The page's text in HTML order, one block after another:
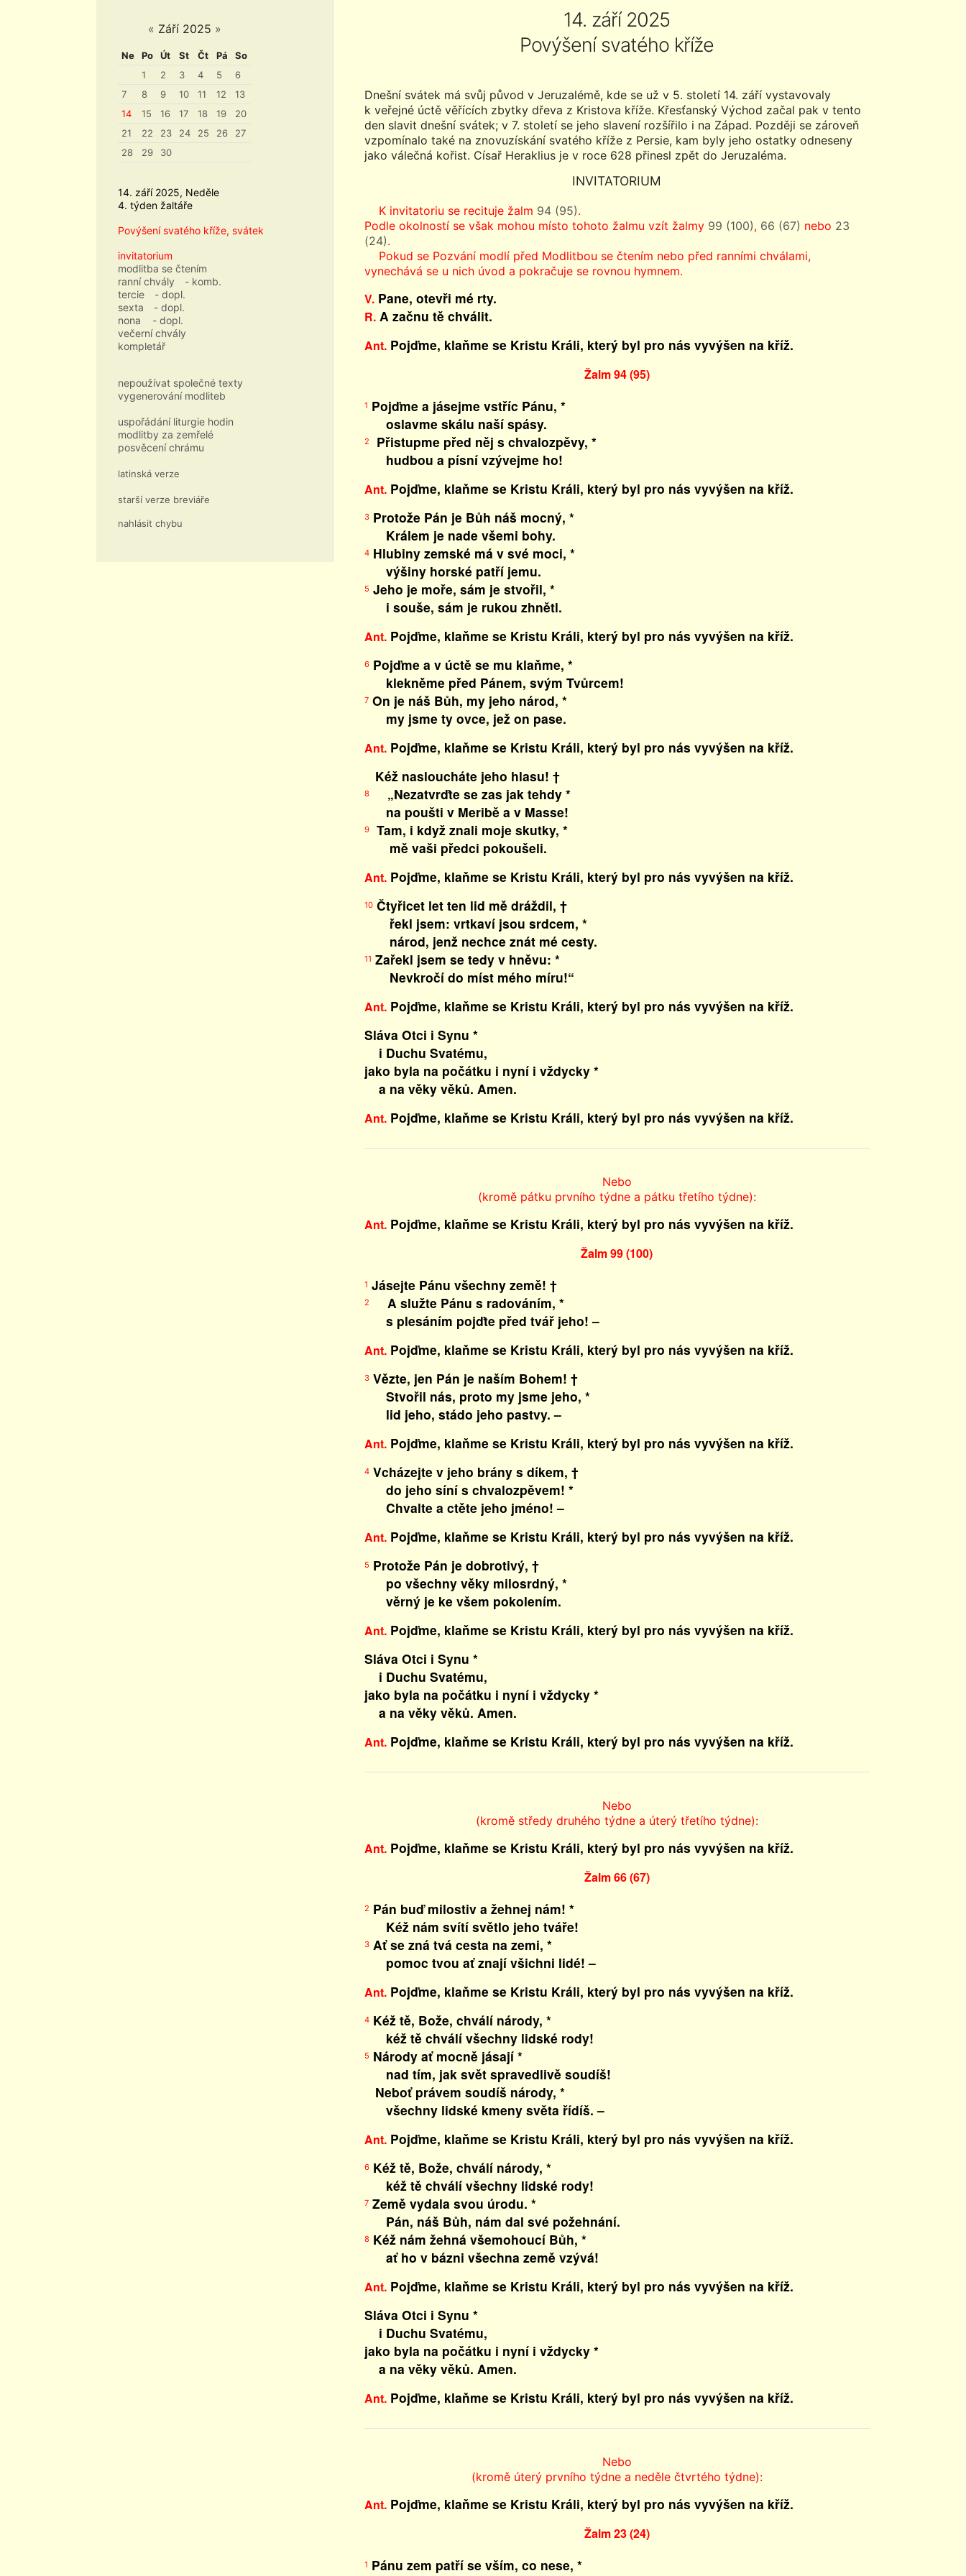
« Září 2025 »
Ne Po Út St Čt Pá
So
1
2 3 4 5
6
7
8 9 10 11 12
13
14
15 16 17 18 19
20
21
22 23 24 25 26
27
28
29 30
14. září 2025, Neděle
4. týden žaltáře
Povýšení svatého kříže, svátek
invitatorium
modlitba se čtením
ranní chvály
- komb.
tercie
- dopl.
sexta
- dopl.
nona
- dopl.
večerní chvály
kompletář
nepoužívat společné texty
vygenerování modliteb
uspořádání liturgie hodin
modlitby za zemřelé
posvěcení chrámu
latinská verze
starší verze breviáře
nahlásit chybu
14. září 2025
Povýšení svatého kříže
Dnešní svátek má svůj původ v Jeruzalémě, kde se už v 5. století 14. září vystavovaly
k veřejné úctě věřících zbytky dřeva z Kristova kříže. Křesťanský Východ začal pak v tento
den slavit dnešní svátek; v 7. století se jeho slavení rozšířilo i na Západ. Později se zároveň
vzpomínalo také na znovuzískání svatého kříže z Persie, kam byly jeho ostatky odneseny
jako válečná kořist. Císař Heraklius je v roce 628 přinesl zpět do Jeruzaléma.
INVITATORIUM
K invitatoriu se recituje žalm 94 (95).
Podle okolností se však mohou místo tohoto žalmu vzít žalmy 99 (100), 66 (67) nebo 23
(24).
Pokud se Pozvání modlí před Modlitbou se čtením nebo před ranními chválami,
vynechává se u nich úvod a pokračuje se rovnou hymnem.
V. Pane, otevři mé rty.
R. A začnu tě chválit.
Ant. Pojďme, klaňme se Kristu Králi, který byl pro nás vyvýšen na kříž.
Žalm 94 (95)
1 Pojďme a jásejme vstříc Pánu, *
oslavme skálu naší spásy.
2
Přistupme před něj s chvalozpěvy, *
hudbou a písní vzývejme ho!
Ant. Pojďme, klaňme se Kristu Králi, který byl pro nás vyvýšen na kříž.
3 Protože Pán je Bůh náš mocný, *
Králem je nade všemi bohy.
4 Hlubiny zemské má v své moci, *
výšiny horské patří jemu.
5 Jeho je moře, sám je stvořil, *
i souše, sám je rukou zhnětl.
Ant. Pojďme, klaňme se Kristu Králi, který byl pro nás vyvýšen na kříž.
6 Pojďme a v úctě se mu klaňme, *
klekněme před Pánem, svým Tvůrcem!
7 On je náš Bůh, my jeho národ, *
my jsme ty ovce, jež on pase.
Ant. Pojďme, klaňme se Kristu Králi, který byl pro nás vyvýšen na kříž.
Kéž nasloucháte jeho hlasu! †
8
„Nezatvrďte se zas jak tehdy *
na poušti v Meribě a v Masse!
9
Tam, i když znali moje skutky, *
mě vaši předci pokoušeli.
Ant. Pojďme, klaňme se Kristu Králi, který byl pro nás vyvýšen na kříž.
10 Čtyřicet let ten lid mě dráždil, †
řekl jsem: vrtkaví jsou srdcem, *
národ, jenž nechce znát mé cesty.
11 Zařekl jsem se tedy v hněvu: *
Nevkročí do míst mého míru!“
Ant. Pojďme, klaňme se Kristu Králi, který byl pro nás vyvýšen na kříž.
Sláva Otci i Synu *
i Duchu Svatému,
jako byla na počátku i nyní i vždycky *
a na věky věků. Amen.
Ant. Pojďme, klaňme se Kristu Králi, který byl pro nás vyvýšen na kříž.
Nebo
(kromě pátku prvního týdne a pátku třetího týdne):
Ant. Pojďme, klaňme se Kristu Králi, který byl pro nás vyvýšen na kříž.
Žalm 99 (100)
1 Jásejte Pánu všechny země! †
2
A služte Pánu s radováním, *
s plesáním pojďte před tvář jeho! –
Ant. Pojďme, klaňme se Kristu Králi, který byl pro nás vyvýšen na kříž.
3 Vězte, jen Pán je naším Bohem! †
Stvořil nás, proto my jsme jeho, *
lid jeho, stádo jeho pastvy. –
Ant. Pojďme, klaňme se Kristu Králi, který byl pro nás vyvýšen na kříž.
4 Vcházejte v jeho brány s díkem, †
do jeho síní s chvalozpěvem! *
Chvalte a ctěte jeho jméno! –
Ant. Pojďme, klaňme se Kristu Králi, který byl pro nás vyvýšen na kříž.
5 Protože Pán je dobrotivý, †
po všechny věky milosrdný, *
věrný je ke všem pokolením.
Ant. Pojďme, klaňme se Kristu Králi, který byl pro nás vyvýšen na kříž.
Sláva Otci i Synu *
i Duchu Svatému,
jako byla na počátku i nyní i vždycky *
a na věky věků. Amen.
Ant. Pojďme, klaňme se Kristu Králi, který byl pro nás vyvýšen na kříž.
Nebo
(kromě středy druhého týdne a úterý třetího týdne):
Ant. Pojďme, klaňme se Kristu Králi, který byl pro nás vyvýšen na kříž.
Žalm 66 (67)
2 Pán buď milostiv a žehnej nám! *
Kéž nám svítí světlo jeho tváře!
3 Ať se zná tvá cesta na zemi, *
pomoc tvou ať znají všichni lidé! –
Ant. Pojďme, klaňme se Kristu Králi, který byl pro nás vyvýšen na kříž.
4 Kéž tě, Bože, chválí národy, *
kéž tě chválí všechny lidské rody!
5 Národy ať mocně jásají *
nad tím, jak svět spravedlivě soudíš!
Neboť právem soudíš národy, *
všechny lidské kmeny světa řídíš. –
Ant. Pojďme, klaňme se Kristu Králi, který byl pro nás vyvýšen na kříž.
6 Kéž tě, Bože, chválí národy, *
kéž tě chválí všechny lidské rody!
7 Země vydala svou úrodu. *
Pán, náš Bůh, nám dal své požehnání.
8 Kéž nám žehná všemohoucí Bůh, *
ať ho v bázni všechna země vzývá!
Ant. Pojďme, klaňme se Kristu Králi, který byl pro nás vyvýšen na kříž.
Sláva Otci i Synu *
i Duchu Svatému,
jako byla na počátku i nyní i vždycky *
a na věky věků. Amen.
Ant. Pojďme, klaňme se Kristu Králi, který byl pro nás vyvýšen na kříž.
Nebo
(kromě úterý prvního týdne a neděle čtvrtého týdne):
Ant. Pojďme, klaňme se Kristu Králi, který byl pro nás vyvýšen na kříž.
Žalm 23 (24)
1 Pánu zem patří se vším, co nese, *